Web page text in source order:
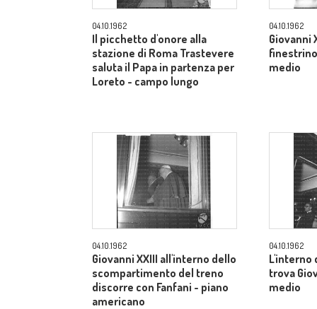
04.10.1962
Il picchetto d'onore alla
stazione di Roma Trastevere
saluta il Papa in partenza per
Loreto - campo lungo
04.10.1962
Giovanni
medio
04.10.1962
Giovanni XXIII all'interno dello
scompartimento del treno
discorre con Fanfani - piano
americano
04.10.1962
L'interno
trova
medio